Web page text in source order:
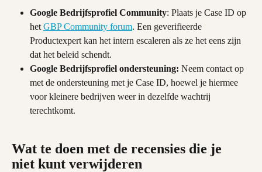
Google Bedrijfsprofiel Community: Plaats je Case ID op
het GBP Community forum. Een geverifieerde
Productexpert kan het intern escaleren als ze het eens zijn
dat het beleid schendt.
Google Bedrijfsprofiel ondersteuning: Neem contact op
met de ondersteuning met je Case ID, hoewel je hiermee
voor kleinere bedrijven weer in dezelfde wachtrij
terechtkomt.
Wat te doen met de recensies die je
niet kunt verwijderen